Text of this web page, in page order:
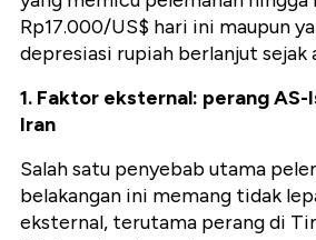
Rp17.000/US$ hari ini maupun
depresiasi rupiah berlanjut sejak
1. Faktor eksternal: perang AS-
Iran
Salah satu penyebab utama
belakangan ini memang tidak
eksternal, terutama perang di